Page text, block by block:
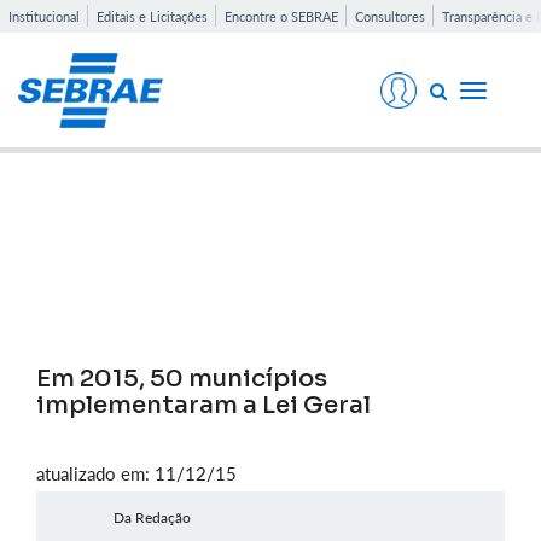
Institucional Editais e Licitações Encontre o SEBRAE Consultores Transparência e
Toggle
Em 2015, 50 municípios
implementaram a Lei Geral
atualizado em: 11/12/15
Da Redação